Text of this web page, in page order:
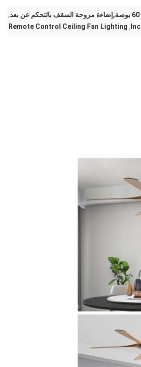
,
,
Remote Control Ceiling Fan Lighting